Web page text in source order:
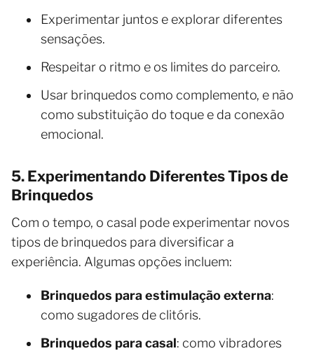
Experimentar juntos e explorar diferentes
sensações.
Respeitar o ritmo e os limites do parceiro.
Usar brinquedos como complemento, e não
como substituição do toque e da conexão
emocional.
5. Experimentando Diferentes Tipos de
Brinquedos
Com o tempo, o casal pode experimentar novos
tipos de brinquedos para diversificar a
experiência. Algumas opções incluem:
Brinquedos para estimulação externa:
como sugadores de clitóris.
Brinquedos para casal: como vibradores